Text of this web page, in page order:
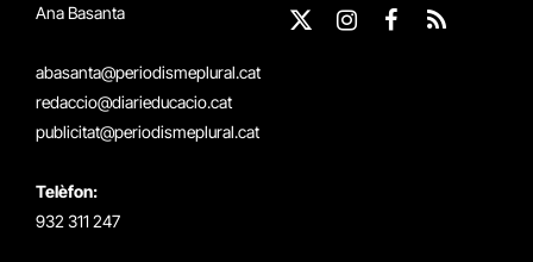
Ana Basanta
abasanta@periodismeplural.cat
redaccio@diarieducacio.cat
publicitat@periodismeplural.cat
Telèfon:
932 311 247
X
Instagram
Facebook
RSS